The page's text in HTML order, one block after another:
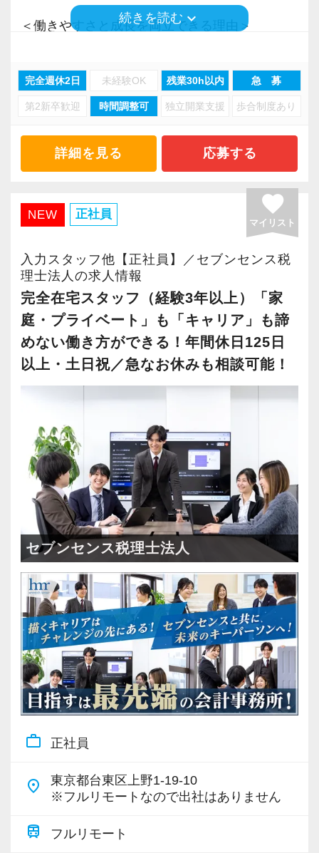
＜働きやすさと成長を両立できる理由＞
・分業体制で業務負担を軽減
・顧客対応や提案業務に集中可能
・資産税や相続など専門性の高い案件あり
・経験値が自然と積み上がる環境
・有給取得率90％以上
・繁忙期も月30～40h程度
・男性の育休取得率100％
・テレワーク導入済み
・全席デュアルモニタ完備
＜幅広い経験・成長環境＞
・9割が紹介の安定基盤
・個人～大企業まで幅広く経験可能
・税務顧問＋資産税に関与
・相続／事業承継／M&Aにも対応
＜成長中の税理士法人＞
・全国14拠点で事業展開
・従業員240名以上に拡大
・会計・税務・財務・労務まで対応
・専門家が在籍しワンストップ支援
＜学びを後押し＞
・書籍購入費／研修費は全額会社負担
・隔月で税法・実務の学習会あり
・資格取得を目指す社員が多数
＜募集の背景＞
・組織力強化に向けた採用
続きを読むkeyboard_arrow_down
完全週休2日 未経験OK 残業30h以内 急 募
第2新卒歓迎 時間調整可 独立開業支援 歩合制度あり
詳細を見る 応募する
NEW 正社員 favorite
マイリスト
入力スタッフ他【正社員】／セブンセンス税
理士法人の求人情報
完全在宅スタッフ（経験3年以上）「家
庭・プライベート」も「キャリア」も諦
めない働き方ができる！年間休日125日
以上・土日祝／急なお休みも相談可能！
セブンセンス税理士法人
work_outline 正社員
place
東京都台東区上野1-19-10
※フルリモートなので出社はありません
train フルリモート